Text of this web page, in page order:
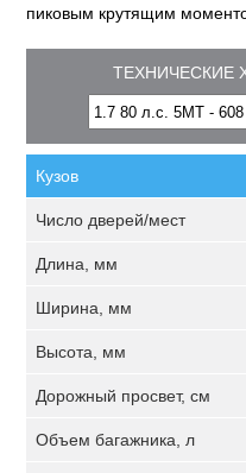
пиковым крутящим
ТЕХНИЧЕСКИЕ
Кузов
Число дверей/мест
Длина, мм
Ширина, мм
Высота, мм
Дорожный просвет, см
Объем багажника, л